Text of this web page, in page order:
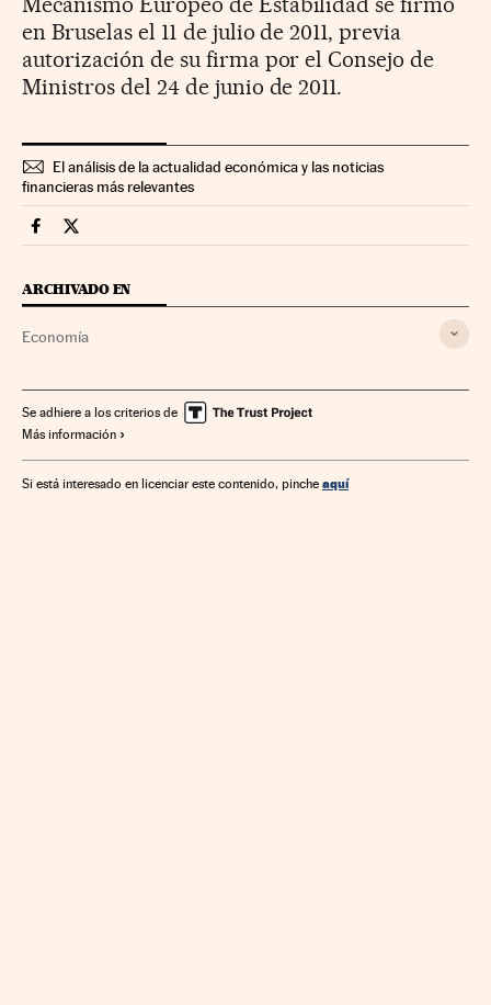
en Bruselas el 11 de julio de 2011, previa
autorización de su firma por el Consejo de
Ministros del 24 de junio de 2011.
El análisis de la actualidad económica y las noticias
financieras más relevantes
Economia Cinco Días en Facebook
Economia Cinco Días en Twitter
ARCHIVADO EN
Economía
Se adhiere a los criterios de
Más información
Si está interesado en licenciar este contenido, pinche aquí